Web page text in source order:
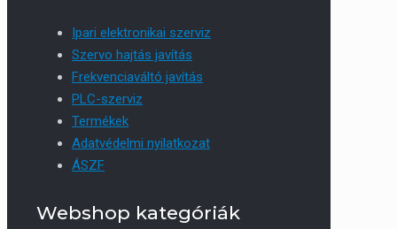
Ipari elektronikai szerviz
Szervo hajtás javítás
Frekvenciaváltó javítás
PLC-szerviz
Termékek
Adatvédelmi nyilatkozat
ÁSZF
Webshop kategóriák